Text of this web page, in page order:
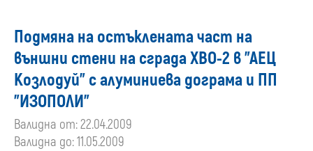
Подмяна на остъклената част на
външни стени на сграда ХВО-2 в "АЕЦ
Козлодуй" с алуминиева дограма и ПП
"ИЗОПОЛИ"
Валидна от: 22.04.2009
Валидна до: 11.05.2009